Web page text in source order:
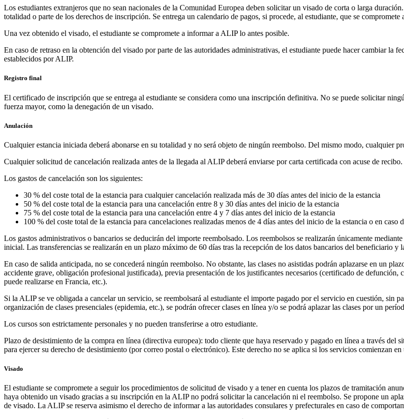
Los estudiantes extranjeros que no sean nacionales de la Comunidad Europea deben solicitar un visado de corta o larga
totalidad o parte de los derechos de inscripción. Se entrega un calendario de pagos, si procede, al estudiante, que se
Una vez obtenido el visado, el estudiante se compromete a informar a ALIP lo antes posible.
En caso de retraso en la obtención del visado por parte de las autoridades administrativas, el estudiante puede hacer cambiar la
establecidos por ALIP.
Registro final
El certificado de inscripción que se entrega al estudiante se considera como una inscripción definitiva. No se puede solicitar
fuerza mayor, como la denegación de un visado.
Anulación
Cualquier estancia iniciada deberá abonarse en su totalidad y no será objeto de ningún reembolso. Del mismo modo, cualquier
Cualquier solicitud de cancelación realizada antes de la llegada al ALIP deberá enviarse por carta certificada con acuse de
Los gastos de cancelación son los siguientes:
30 % del coste total de la estancia para cualquier cancelación realizada más de 30 días antes del inicio de la estancia
50 % del coste total de la estancia para una cancelación entre 8 y 30 días antes del inicio de la estancia
75 % del coste total de la estancia para una cancelación entre 4 y 7 días antes del inicio de la estancia
100 % del coste total de la estancia para cancelaciones realizadas menos de 4 días antes del inicio de la estancia o en caso
Los gastos administrativos o bancarios se deducirán del importe reembolsado. Los reembolsos se realizarán únicamente
inicial. Las transferencias se realizarán en un plazo máximo de 60 días tras la recepción de los datos bancarios del beneficiario
En caso de salida anticipada, no se concederá ningún reembolso. No obstante, las clases no asistidas podrán aplazarse en un
accidente grave, obligación profesional justificada), previa presentación de los justificantes necesarios (certificado de
puede realizarse en Francia, etc.).
Si la ALIP se ve obligada a cancelar un servicio, se reembolsará al estudiante el importe pagado por el servicio en cuestión, sin
organización de clases presenciales (epidemia, etc.), se podrán ofrecer clases en línea y/o se podrá aplazar las clases por un
Los cursos son estrictamente personales y no pueden transferirse a otro estudiante.
Plazo de desistimiento de la compra en línea (directiva europea): todo cliente que haya reservado y pagado en línea a través
para ejercer su derecho de desistimiento (por correo postal o electrónico). Este derecho no se aplica si los servicios comienzan
Visado
El estudiante se compromete a seguir los procedimientos de solicitud de visado y a tener en cuenta los plazos de tramitación
haya obtenido un visado gracias a su inscripción en la ALIP no podrá solicitar la cancelación ni el reembolso. Se propone un
de visado. La ALIP se reserva asimismo el derecho de informar a las autoridades consulares y prefecturales en caso de